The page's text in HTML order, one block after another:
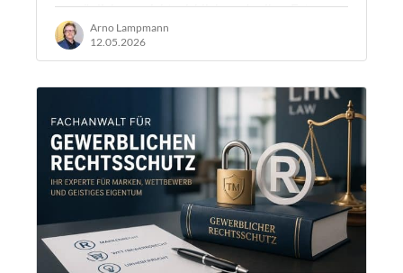
womöglich gar nicht wirklich – oder ihre Fotos
seien von künstlicher Intelligenz…
Arno Lampmann
12.05.2026